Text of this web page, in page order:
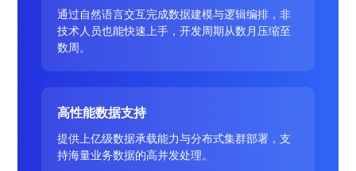
通过自然语言交互完成数据建模与逻辑编排，非
技术人员也能快速上手，开发周期从数月压缩至
数周。
高性能数据支持
提供上亿级数据承载能力与分布式集群部署，支
持海量业务数据的高并发处理。